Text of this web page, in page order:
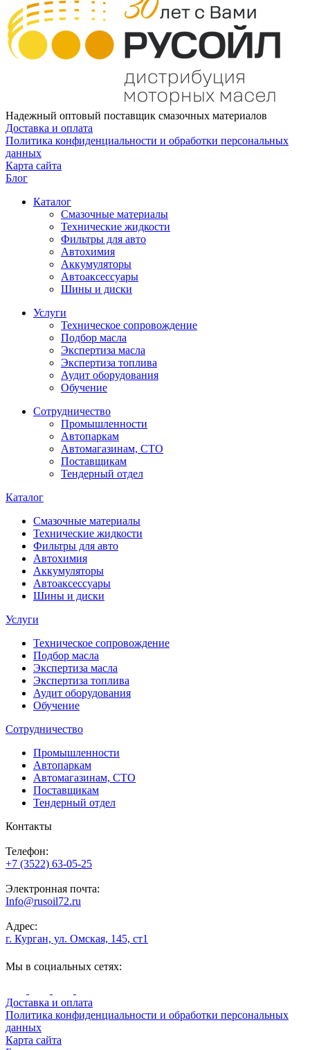
Надежный оптовый поставщик смазочных материалов
Доставка и оплата
Политика конфиденциальности и обработки персональных
данных
Карта сайта
Блог
Каталог
Смазочные материалы
Технические жидкости
Фильтры для авто
Автохимия
Аккумуляторы
Автоаксессуары
Шины и диски
Услуги
Техническое сопровождение
Подбор масла
Экспертиза масла
Экспертиза топлива
Аудит оборудования
Обучение
Сотрудничество
Промышленности
Автопаркам
Автомагазинам, СТО
Поставщикам
Тендерный отдел
Каталог
Смазочные материалы
Технические жидкости
Фильтры для авто
Автохимия
Аккумуляторы
Автоаксессуары
Шины и диски
Услуги
Техническое сопровождение
Подбор масла
Экспертиза масла
Экспертиза топлива
Аудит оборудования
Обучение
Сотрудничество
Промышленности
Автопаркам
Автомагазинам, СТО
Поставщикам
Тендерный отдел
Контакты
Телефон:
+7 (3522) 63-05-25
Электронная почта:
Info@rusoil72.ru
Адрес:
г. Курган, ул. Омская, 145, ст1
Мы в социальных сетях:
Доставка и оплата
Политика конфиденциальности и обработки персональных
данных
Карта сайта